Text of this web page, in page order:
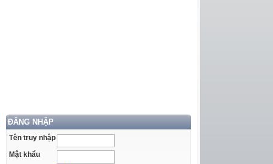
ĐĂNG NHẬP
Tên truy nhập
Mật khẩu